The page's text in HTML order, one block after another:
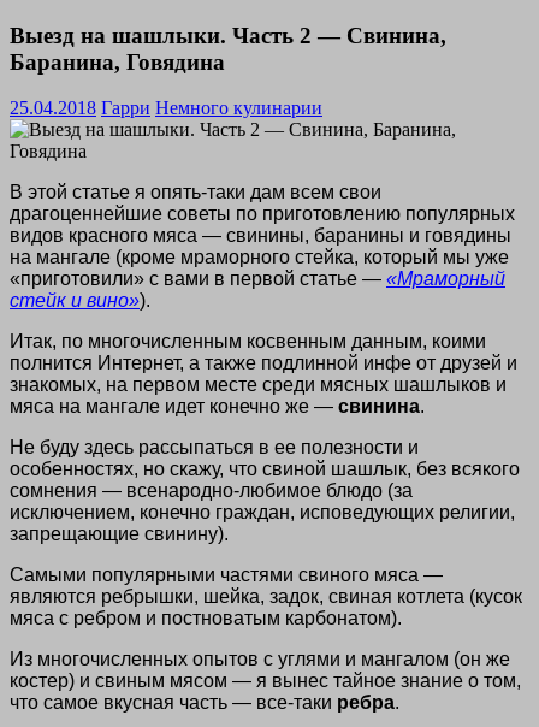
Выезд на шашлыки. Часть 2 — Свинина,
Баранина, Говядина
25.04.2018 Гарри Немного кулинарии
В этой статье я опять-таки дам всем свои
драгоценнейшие советы по приготовлению популярных
видов красного мяса — свинины, баранины и говядины
на мангале (кроме мраморного стейка, который мы уже
«приготовили» с вами в первой статье — «Мраморный
стейк и вино»).
Итак, по многочисленным косвенным данным, коими
полнится Интернет, а также подлинной инфе от друзей и
знакомых, на первом месте среди мясных шашлыков и
мяса на мангале идет конечно же — свинина.
Не буду здесь рассыпаться в ее полезности и
особенностях, но скажу, что свиной шашлык, без всякого
сомнения — всенародно-любимое блюдо (за
исключением, конечно граждан, исповедующих религии,
запрещающие свинину).
Самыми популярными частями свиного мяса —
являются ребрышки, шейка, задок, свиная котлета (кусок
мяса с ребром и постноватым карбонатом).
Из многочисленных опытов с углями и мангалом (он же
костер) и свиным мясом — я вынес тайное знание о том,
что самое вкусная часть — все-таки ребра.